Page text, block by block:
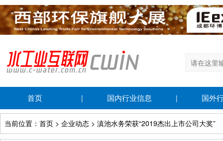
首页 | 国内行业信息 | 国外
当前位置：首页 > 企业动态 > 滇池水务荣获“2019杰出上市公司大奖”